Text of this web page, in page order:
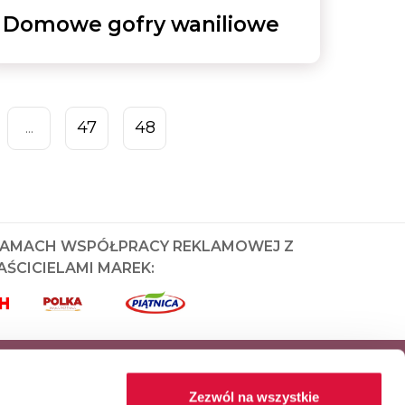
Zezwól na wszystkie
Domowe gofry waniliowe
... 47 48
WSPÓŁPRACY REKLAMOWEJ Z
MAREK: